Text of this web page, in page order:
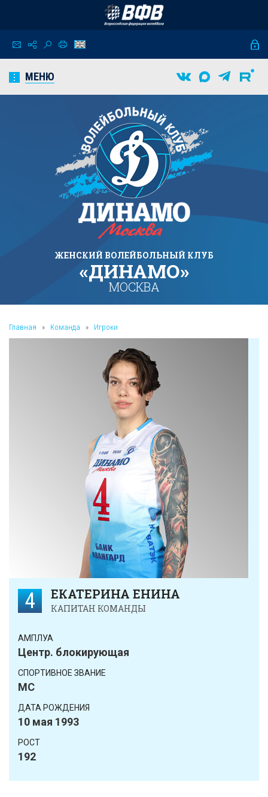
МЕНЮ
ЖЕНСКИЙ ВОЛЕЙБОЛЬНЫЙ КЛУБ
«ДИНАМО»
МОСКВА
Главная » Команда » Игроки
4 ЕКАТЕРИНА ЕНИНА
КАПИТАН КОМАНДЫ
АМПЛУА
Центр. блокирующая
CПОРТИВНОЕ ЗВАНИЕ
МС
ДАТА РОЖДЕНИЯ
10 мая 1993
РОСТ
192